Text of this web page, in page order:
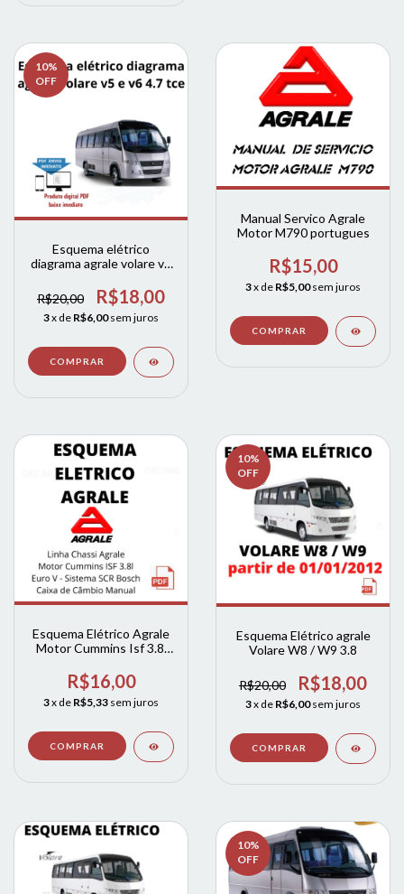
10%
OFF
Esquema elétrico
diagrama agrale volare v5
R$20,00
R$18,00
3x de R$6,00 sem juros
Manual Servico Agrale
Motor M790 portugues
R$15,00
3x de R$5,00 sem juros
Esquema Elétrico Agrale
Motor Cummins Isf 3.8l
R$16,00
3x de R$5,33 sem juros
10%
OFF
Esquema Elétrico agrale
Volare W8 / W9 3.8
R$20,00 R$18,00
3x de R$6,00 sem juros
10%
OFF